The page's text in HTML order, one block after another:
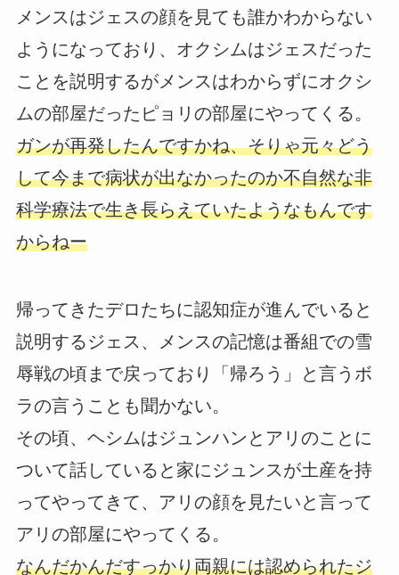
メンスはジェスの顔を見ても誰かわからない
ようになっており、オクシムはジェスだった
ことを説明するがメンスはわからずにオクシ
ムの部屋だったピョリの部屋にやってくる。
ガンが再発したんですかね、そりゃ元々どう
して今まで病状が出なかったのか不自然な非
科学療法で生き長らえていたようなもんです
からねー
帰ってきたデロたちに認知症が進んでいると
説明するジェス、メンスの記憶は番組での雪
辱戦の頃まで戻っており「帰ろう」と言うボ
ラの言うことも聞かない。
その頃、ヘシムはジュンハンとアリのことに
ついて話していると家にジュンスが土産を持
ってやってきて、アリの顔を見たいと言って
アリの部屋にやってくる。
なんだかんだすっかり両親には認められたジ